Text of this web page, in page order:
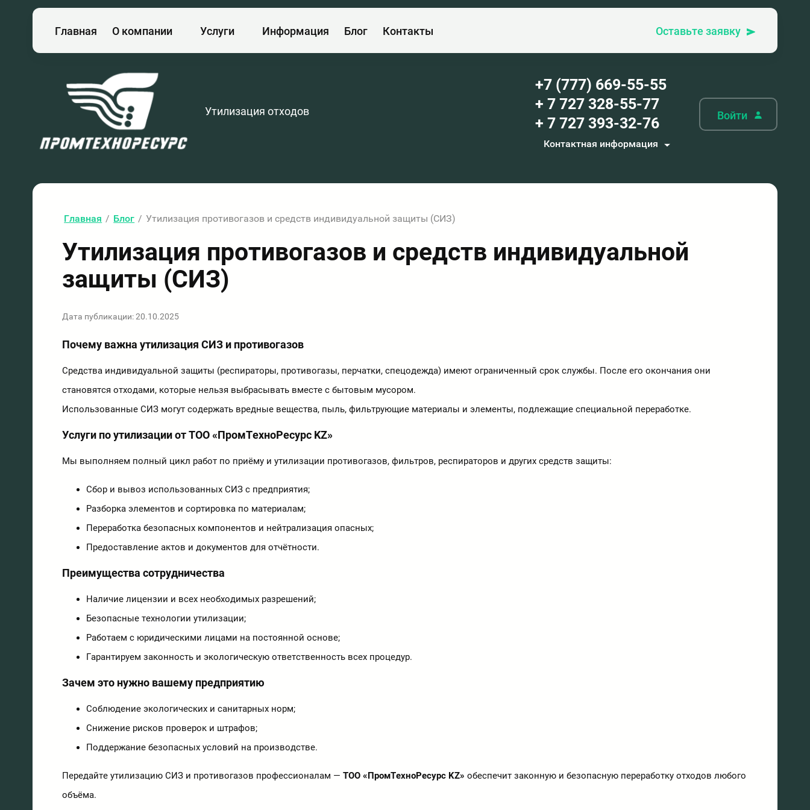
Главная О компании Услуги Информация Блог Контакты Оставьте заявку
Утилизация отходов
+7 (777) 669-55-55
+ 7 727 328-55-77
+ 7 727 393-32-76
Контактная информация
Войти
Главная / Блог / Утилизация противогазов и средств индивидуальной защиты (СИЗ)
Утилизация противогазов и средств индивидуальной
защиты (СИЗ)
Дата публикации: 20.10.2025
Почему важна утилизация СИЗ и противогазов
Средства индивидуальной защиты (респираторы, противогазы, перчатки, спецодежда) имеют ограниченный срок службы. После его окончания они
становятся отходами, которые нельзя выбрасывать вместе с бытовым мусором.
Использованные СИЗ могут содержать вредные вещества, пыль, фильтрующие материалы и элементы, подлежащие специальной переработке.
Услуги по утилизации от ТОО «ПромТехноРесурс KZ»
Мы выполняем полный цикл работ по приёму и утилизации противогазов, фильтров, респираторов и других средств защиты:
Сбор и вывоз использованных СИЗ с предприятия;
Разборка элементов и сортировка по материалам;
Переработка безопасных компонентов и нейтрализация опасных;
Предоставление актов и документов для отчётности.
Преимущества сотрудничества
Наличие лицензии и всех необходимых разрешений;
Безопасные технологии утилизации;
Работаем с юридическими лицами на постоянной основе;
Гарантируем законность и экологическую ответственность всех процедур.
Зачем это нужно вашему предприятию
Соблюдение экологических и санитарных норм;
Снижение рисков проверок и штрафов;
Поддержание безопасных условий на производстве.
Передайте утилизацию СИЗ и противогазов профессионалам —ТОО «ПромТехноРесурс KZ» обеспечит законную и безопасную переработку отходов любого
объёма.